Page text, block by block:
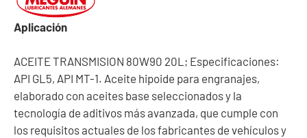
Aplicación
ACEITE TRANSMISION 80W90 20L; Especificaciones:
API GL5, API MT-1. Aceite hipoide para engranajes,
elaborado con aceites base seleccionados y la
tecnología de aditivos más avanzada, que cumple con
los requisitos actuales de los fabricantes de vehículos y